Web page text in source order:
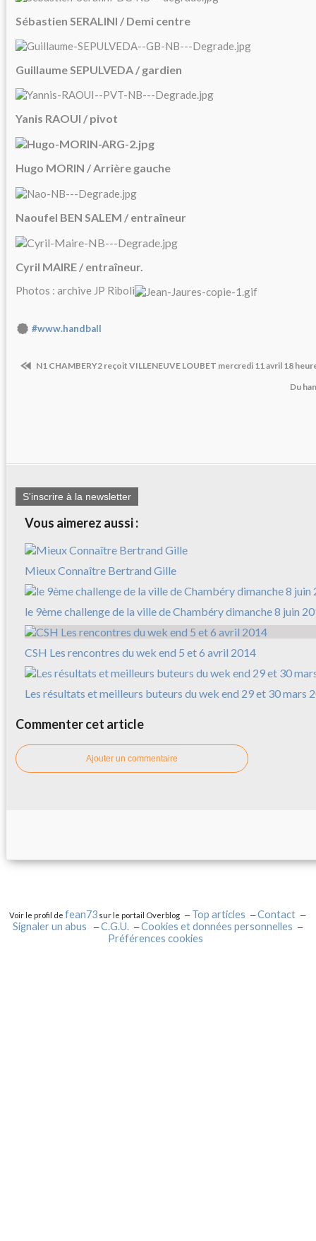
Sébastien SERALINI / Demi centre
Guillaume SEPULVEDA / gardien
Yanis RAOUI / pivot
Hugo MORIN / Arrière gauche
Naoufel BEN SALEM / entraîneur
Cyril MAIRE / entraîneur.
Photos : archive JP Riboli
#www.handball
N1 CHAMBERY2 reçoit VILLENEUVE LOUBET mercredi 11 avril 18
Du
S'inscrire à la newsletter
Vous aimerez aussi :
Mieux Connaître Bertrand Gille
le 9ème challenge de la ville de Chambéry dimanche 8 juin
CSH Les rencontres du wek end 5 et 6 avril 2014
Les résultats et meilleurs buteurs du wek end 29 et 30 mars
Commenter cet article
Ajouter un commentaire
Voir le profil defean73 sur le portail Overblog Top articles
Contact
Signaler un abus
C.G.U.
Cookies et données personnelles
Préférences cookies